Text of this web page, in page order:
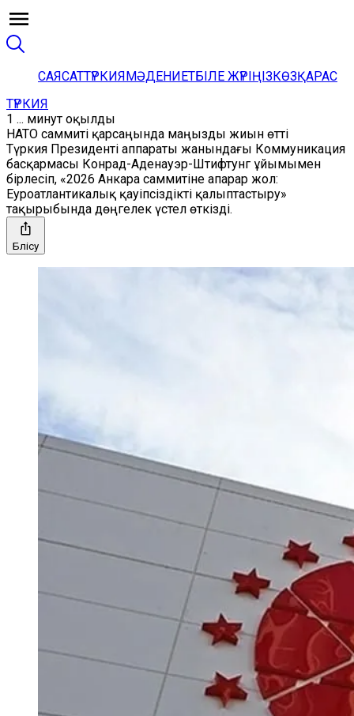
САЯСАТТҮРКИЯМӘДЕНИЕТБІЛЕ ЖҮРІҢІЗКӨЗҚАРАС
ТҮРКИЯ
1 ... минут оқылды
НАТО саммиті қарсаңында маңызды жиын өтті
Түркия Президенті аппараты жанындағы Коммуникация
басқармасы Конрад-Аденауэр-Штифтунг ұйымымен
бірлесіп, «2026 Анкара саммитіне апарар жол:
Еуроатлантикалық қауіпсіздікті қалыптастыру»
тақырыбында дөңгелек үстел өткізді.
Бөлісу